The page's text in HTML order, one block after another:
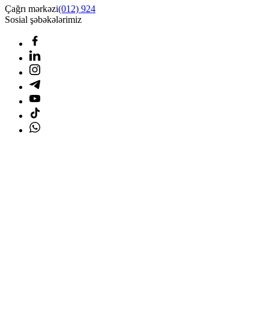
Çağrı mərkəzi(012) 924
Sosial şəbəkələrimiz